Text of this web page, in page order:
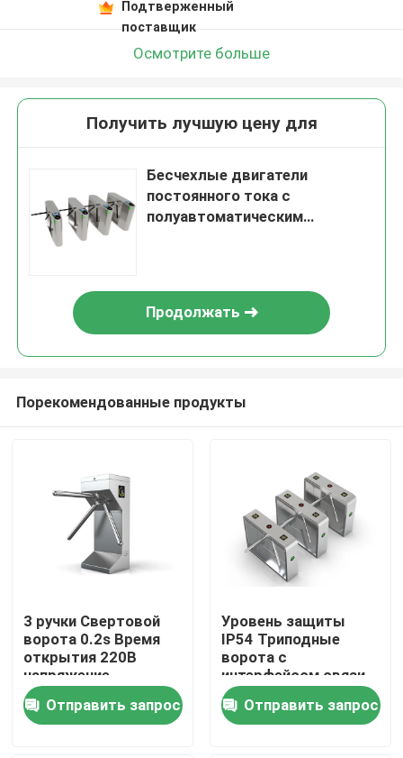
Продукция
Ролики
Подтверженный
поставщик
Осмотрите больше
Получить лучшую цену для
Бесчехлые двигатели
постоянного тока с
полуавтоматическим
Продолжать
Порекомендованные продукты
3 ручки Свертовой
ворота 0.2s Время
открытия 220В
напряжение
идеально подходит
для требований
Отправить запрос
Уровень защиты
IP54 Триподные
ворота с
интерфейсом связи
RS232
Отправить запрос